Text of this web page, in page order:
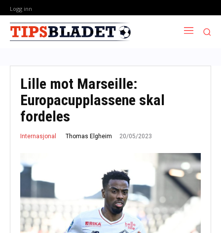
Logg inn
Lille mot Marseille:
Europacupplassene skal
fordeles
Internasjonal Thomas Elgheim 20/05/2023